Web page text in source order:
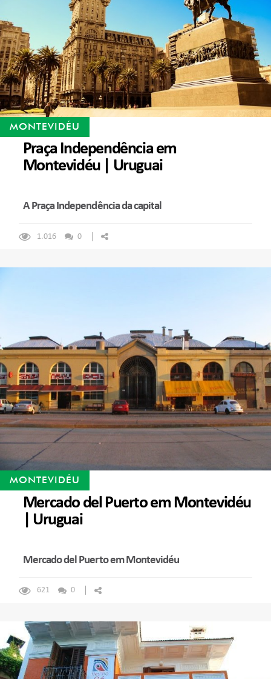
MONTEVIDÉU
Praça Independência em
Montevidéu | Uruguai
A Praça Independência da capital
1.016 0
MONTEVIDÉU
Mercado del Puerto em Montevidéu
| Uruguai
Mercado del Puerto em Montevidéu
621 0